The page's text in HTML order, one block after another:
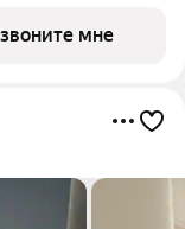
на рабочую
мне